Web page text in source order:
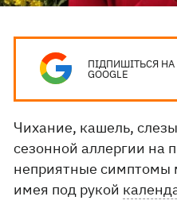
ПІДПИШІТЬСЯ НА
GOOGLE
Чихание, кашель,
сезонной аллергии на
неприятные симптомы
имея под рукой